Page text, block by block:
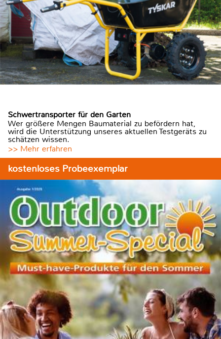
Schwertransporter für den Garten
Wer größere Mengen Baumaterial zu befördern hat,
wird die Unterstützung unseres aktuellen Testgeräts zu
schätzen wissen.
>> Mehr erfahren
kostenloses Probeexemplar